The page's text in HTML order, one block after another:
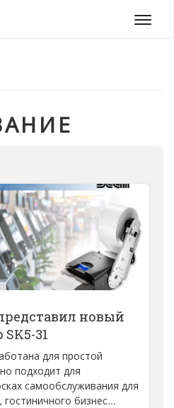
Меню
новый
31
для простой
подходит для
самообслуживания для
бизнес...